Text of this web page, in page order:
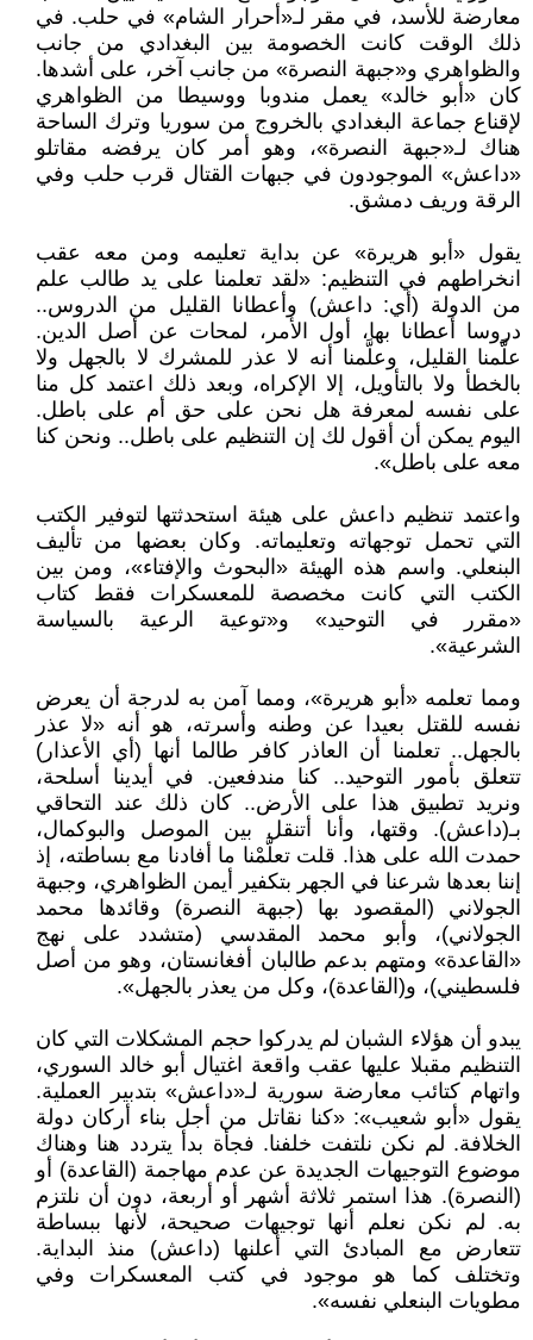
معارضة للأسد، في مقر لـ«أحرار الشام» في حلب. في
ذلك الوقت كانت الخصومة بين البغدادي من جانب
والظواهري و«جبهة النصرة» من جانب آخر، على أشدها.
كان «أبو خالد» يعمل مندوبا ووسيطا من الظواهري
لإقناع جماعة البغدادي بالخروج من سوريا وترك الساحة
هناك لـ«جبهة النصرة»، وهو أمر كان يرفضه مقاتلو
«داعش» الموجودون في جبهات القتال قرب حلب وفي
الرقة وريف دمشق.
يقول «أبو هريرة» عن بداية تعليمه ومن معه عقب
انخراطهم في التنظيم: «لقد تعلمنا على يد طالب علم
من الدولة (أي: داعش) وأعطانا القليل من الدروس..
دروسا أعطانا بها، أول الأمر، لمحات عن أصل الدين.
علَّمنا القليل، وعلَّمنا أنه لا عذر للمشرك لا بالجهل ولا
بالخطأ ولا بالتأويل، إلا الإكراه، وبعد ذلك اعتمد كل منا
على نفسه لمعرفة هل نحن على حق أم على باطل.
اليوم يمكن أن أقول لك إن التنظيم على باطل.. ونحن كنا
معه على باطل».
واعتمد تنظيم داعش على هيئة استحدثتها لتوفير الكتب
التي تحمل توجهاته وتعليماته. وكان بعضها من تأليف
البنعلي. واسم هذه الهيئة «البحوث والإفتاء»، ومن بين
الكتب التي كانت مخصصة للمعسكرات فقط كتاب
«مقرر في التوحيد» و«توعية الرعية بالسياسة
الشرعية».
ومما تعلمه «أبو هريرة»، ومما آمن به لدرجة أن يعرض
نفسه للقتل بعيدا عن وطنه وأسرته، هو أنه «لا عذر
بالجهل.. تعلمنا أن العاذر كافر طالما أنها (أي الأعذار)
تتعلق بأمور التوحيد.. كنا مندفعين. في أيدينا أسلحة،
ونريد تطبيق هذا على الأرض.. كان ذلك عند التحاقي
بـ(داعش). وقتها، وأنا أتنقل بين الموصل والبوكمال،
حمدت الله على هذا. قلت تعلَّمْنا ما أفادنا مع بساطته، إذ
إننا بعدها شرعنا في الجهر بتكفير أيمن الظواهري، وجبهة
الجولاني (المقصود بها (جبهة النصرة) وقائدها محمد
الجولاني)، وأبو محمد المقدسي (متشدد على نهج
«القاعدة» ومتهم بدعم طالبان أفغانستان، وهو من أصل
فلسطيني)، و(القاعدة)، وكل من يعذر بالجهل».
يبدو أن هؤلاء الشبان لم يدركوا حجم المشكلات التي كان
التنظيم مقبلا عليها عقب واقعة اغتيال أبو خالد السوري،
واتهام كتائب معارضة سورية لـ«داعش» بتدبير العملية.
يقول «أبو شعيب»: «كنا نقاتل من أجل بناء أركان دولة
الخلافة. لم نكن نلتفت خلفنا. فجأة بدأ يتردد هنا وهناك
موضوع التوجيهات الجديدة عن عدم مهاجمة (القاعدة) أو
(النصرة). هذا استمر ثلاثة أشهر أو أربعة، دون أن نلتزم
به. لم نكن نعلم أنها توجيهات صحيحة، لأنها ببساطة
تتعارض مع المبادئ التي أعلنها (داعش) منذ البداية.
وتختلف كما هو موجود في كتب المعسكرات وفي
مطويات البنعلي نفسه».